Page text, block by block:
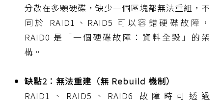
分散在多顆硬碟，缺少一個區塊都無法重組，不
同於 RAID1、RAID5 可以容錯硬碟故障，
RAID0 是「一個硬碟故障：資料全毀」的架
構。
缺點2：無法重建（無 Rebuild 機制）
RAID1、RAID5、RAID6 故障時可透過